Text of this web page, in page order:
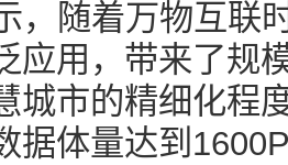
，随着万物互联
应用，带来了规
城市的精细化程
据体量达到